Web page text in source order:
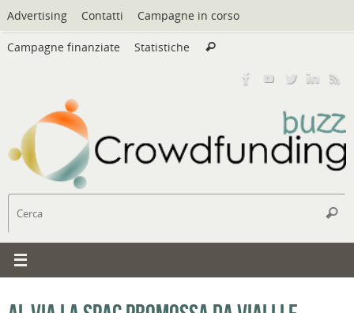
Vai
al
contenuto
Advertising Contatti Campagne in corso
Campagne finanziate Statistiche Cerca
Cerca